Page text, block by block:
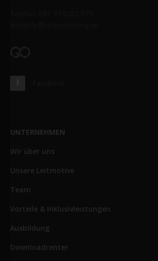
UNTERNEHMEN
Wir über uns
Unsere Leitmotive
Team
Vorteile & Inklusivleistungen
Ausbildung
Downloadcenter